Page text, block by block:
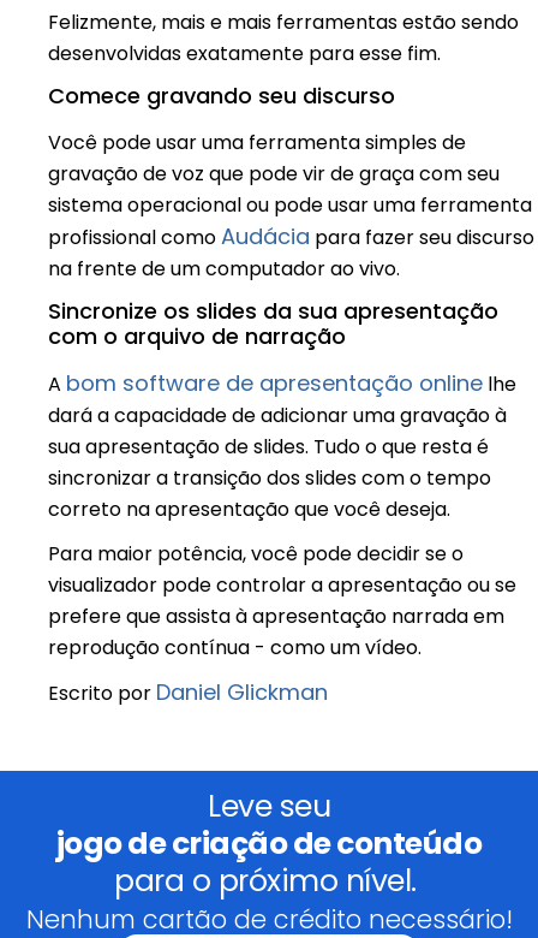
Felizmente, mais e mais ferramentas estão sendo
desenvolvidas exatamente para esse fim.
Comece gravando seu discurso
Você pode usar uma ferramenta simples de
gravação de voz que pode vir de graça com seu
sistema operacional ou pode usar uma ferramenta
profissional comoAudácia para fazer seu discurso
na frente de um computador ao vivo.
Sincronize os slides da sua apresentação
com o arquivo de narração
A bom software de apresentação online lhe
dará a capacidade de adicionar uma gravação à
sua apresentação de slides. Tudo o que resta é
sincronizar a transição dos slides com o tempo
correto na apresentação que você deseja.
Para maior potência, você pode decidir se o
visualizador pode controlar a apresentação ou se
prefere que assista à apresentação narrada em
reprodução contínua - como um vídeo.
Escrito por Daniel Glickman
Leve seu
jogo de criação de conteúdo
para o próximo nível.
Nenhum cartão de crédito necessário!